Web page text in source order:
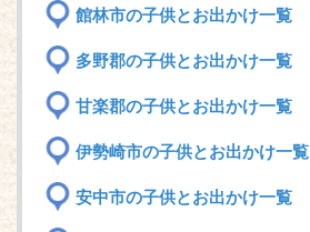
館林市の子供とお出かけ一覧
多野郡の子供とお出かけ一覧
甘楽郡の子供とお出かけ一覧
伊勢崎市の子供とお出かけ一覧
安中市の子供とお出かけ一覧